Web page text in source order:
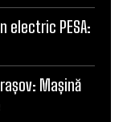
electric PESA:
Mașină